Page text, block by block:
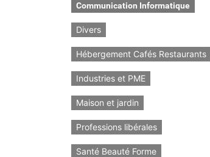
Communication Informatique
Divers
Hébergement Cafés Restaurants
Industries et PME
Maison et jardin
Professions libérales
Santé Beauté Forme